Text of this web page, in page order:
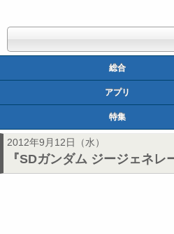
総合
アプリ
特集
2012年9月12日（水）
『SDガンダム ジージェネ